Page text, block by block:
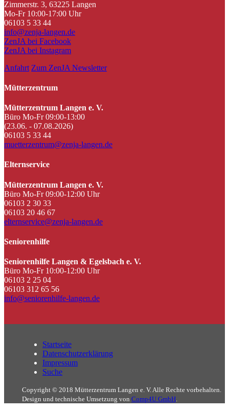
Zimmerstr. 3, 63225 Langen
Mo-Fr 10:00-17:00 Uhr
06103 5 33 44
info@zenja-langen.de
ZenJA bei Facebook
ZenJA bei Instagram
Anfahrt Zum ZenJA Newsletter
Mütterzentrum
Mütterzentrum Langen e. V.
Büro Mo-Fr 09:00-13:00
(23.06. - 07.08.2026)
06103 5 33 44
muetterzentrum@zenja-langen.de
Elternservice
Mütterzentrum Langen e. V.
Büro Mo-Fr 09:00-12:00 Uhr
06103 2 30 33
06103 20 46 67
elternservice@zenja-langen.de
Seniorenhilfe
Seniorenhilfe Langen & Egelsbach e. V.
Büro Mo-Fr 10:00-12:00 Uhr
06103 2 25 04
06103 312 65 56
info@seniorenhilfe-langen.de
Startseite
Datenschutzerklärung
Impressum
Suche
Copyright © 2018 Mütterzentrum Langen e. V. Alle Rechte vorbehalten.
Design und technische Umsetzung von Comp4U GmbH.